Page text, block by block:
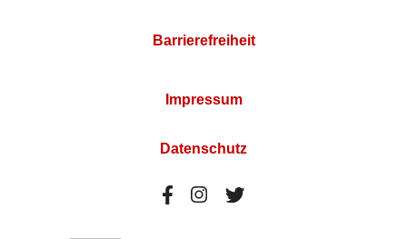
Barrierefreiheit
Impressum
Datenschutz